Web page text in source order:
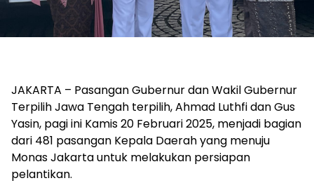
JAKARTA – Pasangan Gubernur dan Wakil Gubernur
Terpilih Jawa Tengah terpilih, Ahmad Luthfi dan Gus
Yasin, pagi ini Kamis 20 Februari 2025, menjadi bagian
dari 481 pasangan Kepala Daerah yang menuju
Monas Jakarta untuk melakukan persiapan
pelantikan.